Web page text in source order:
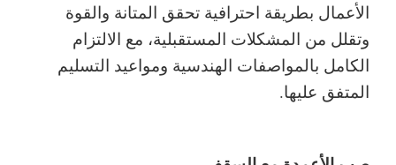
الأعمال بطريقة احترافية تحقق المتانة والقوة
وتقلل من المشكلات المستقبلية، مع الالتزام
الكامل بالمواصفات الهندسية ومواعيد التسليم
المتفق عليها.